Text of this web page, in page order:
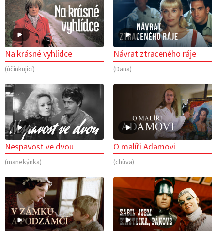
Na krásné vyhlídce
(účinkující)
Návrat ztraceného ráje
(Dana)
Nespavost ve dvou
(manekýnka)
O malíři Adamovi
(chůva)